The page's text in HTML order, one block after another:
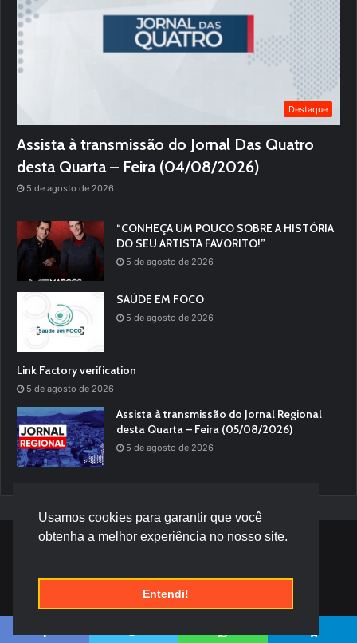
Usamos cookies para garantir que você
obtenha a melhor experiência no nosso site.
Entendi!
Destaque
Assista à transmissão do Jornal Das Quatro
desta Quarta – Feira (04/08/2026)
5 de agosto de 2026
“CONHEÇA UM POUCO SOBRE A HISTÓRIA
DO SEU ARTISTA FAVORITO!”
5 de agosto de 2026
SAÚDE EM FOCO
5 de agosto de 2026
Link Factory verification
5 de agosto de 2026
Assista à transmissão do Jornal Regional
desta Quarta – Feira (05/08/2026)
5 de agosto de 2026